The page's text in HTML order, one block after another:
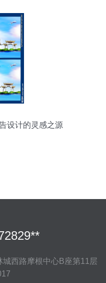
设计的灵感之源
西路摩根中心B座第11层